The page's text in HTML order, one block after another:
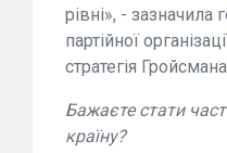
рівні», -
партійної
стратегія
Бажаєте стати
країну?